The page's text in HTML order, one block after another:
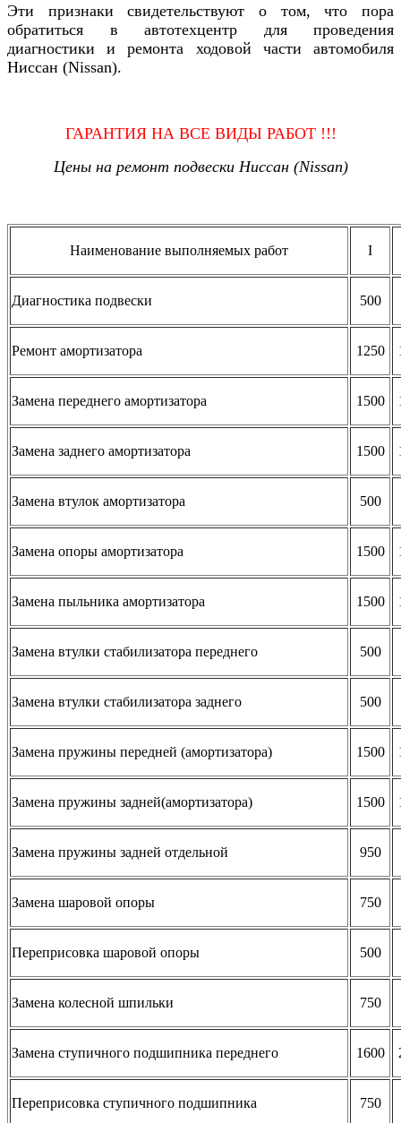
Эти признаки свидетельствуют о том, что пора
обратиться в автотехцентр для проведения
диагностики и ремонта ходовой части автомобиля
Ниссан (Nissan).
ГАРАНТИЯ НА ВСЕ ВИДЫ РАБОТ !!!
Цены на ремонт подвески Ниссан (Nissan)
Наименование выполняемых работ I
Диагностика подвески 500
Ремонт амортизатора 1250
Замена переднего амортизатора 1500
Замена заднего амортизатора 1500
Замена втулок амортизатора 500
Замена опоры амортизатора 1500
Замена пыльника амортизатора 1500
Замена втулки стабилизатора переднего 500
Замена втулки стабилизатора заднего 500
Замена пружины передней (амортизатора) 1500
Замена пружины задней(амортизатора) 1500
Замена пружины задней отдельной 950
Замена шаровой опоры 750
Переприсовка шаровой опоры 500
Замена колесной шпильки 750
Замена ступичного подшипника переднего 1600
Переприсовка ступичного подшипника 750